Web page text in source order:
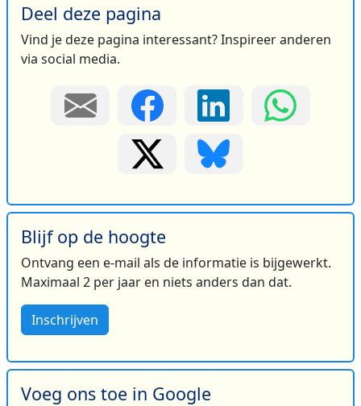
Deel deze pagina
Vind je deze pagina interessant? Inspireer anderen
via social media.
Blijf op de hoogte
Ontvang een e-mail als de informatie is bijgewerkt.
Maximaal 2 per jaar en niets anders dan dat.
Inschrijven
Voeg ons toe in Google